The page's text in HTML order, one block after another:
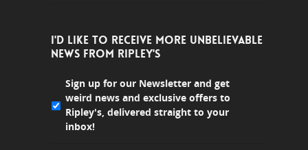
I'D LIKE TO RECEIVE MORE UNBELIEVABLE
NEWS FROM RIPLEY'S
Sign up for our Newsletter and get
weird news and exclusive offers to
Ripley's, delivered straight to your
inbox!